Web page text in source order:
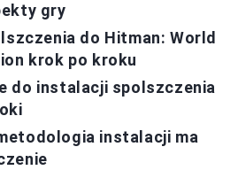
gry
do Hitman: World
krok po kroku
do instalacji spolszczenia
instalacji ma